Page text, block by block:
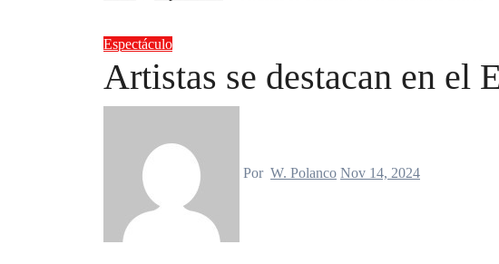
Espectáculo
Artistas se destacan en el
Por W. Polanco Nov 14, 2024